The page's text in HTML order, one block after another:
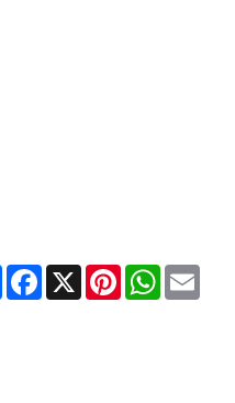
ShareFacebook
X PinterestWhatsApp
Email